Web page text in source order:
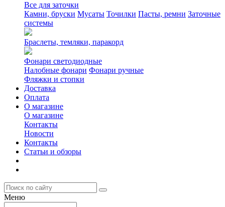
Все для заточки
Камни, бруски Мусаты Точилки Пасты, ремни Заточные
системы
Браслеты, темляки, паракорд
Фонари светодиодные
Налобные фонари Фонари ручные
Фляжки и стопки
Доставка
Оплата
О магазине
О магазине
Контакты
Новости
Контакты
Статьи и обзоры
Меню